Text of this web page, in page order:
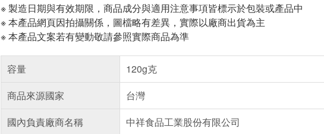
※ 製造日期與有效期限，商品成分與適用注意事項皆標示於包裝或產品中
※ 本產品網頁因拍攝關係，圖檔略有差異，實際以廠商出貨為主
※ 本產品文案若有變動敬請參照實際商品為準
容量
120g克
商品來源國家
台灣
國內負責廠商名稱
中祥食品工業股份有限公司